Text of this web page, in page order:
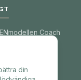
Coach
din